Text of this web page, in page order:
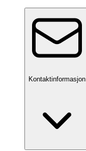
Kontaktinformasjon